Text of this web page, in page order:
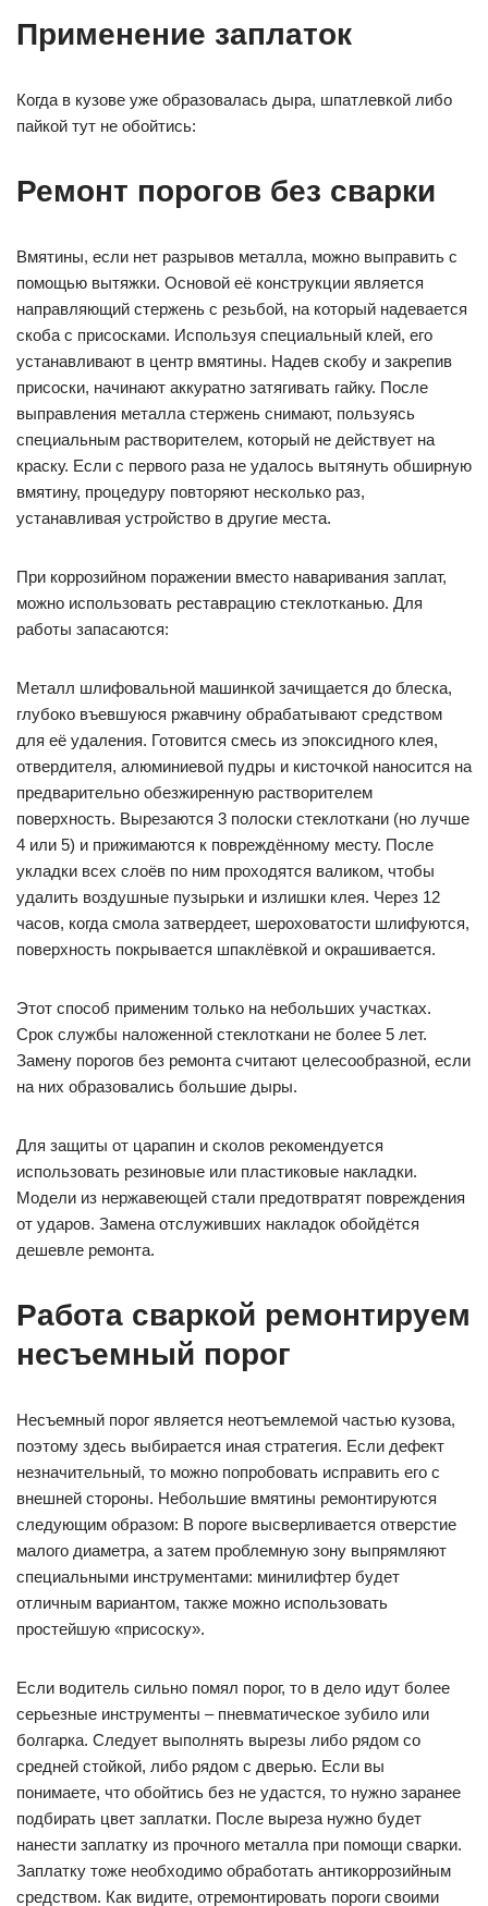
Применение заплаток
Когда в кузове уже образовалась дыра, шпатлевкой либо
пайкой тут не обойтись:
Ремонт порогов без сварки
Вмятины, если нет разрывов металла, можно выправить с
помощью вытяжки. Основой её конструкции является
направляющий стержень с резьбой, на который надевается
скоба с присосками. Используя специальный клей, его
устанавливают в центр вмятины. Надев скобу и закрепив
присоски, начинают аккуратно затягивать гайку. После
выправления металла стержень снимают, пользуясь
специальным растворителем, который не действует на
краску. Если с первого раза не удалось вытянуть обширную
вмятину, процедуру повторяют несколько раз,
устанавливая устройство в другие места.
При коррозийном поражении вместо наваривания заплат,
можно использовать реставрацию стеклотканью. Для
работы запасаются:
Металл шлифовальной машинкой зачищается до блеска,
глубоко въевшуюся ржавчину обрабатывают средством
для её удаления. Готовится смесь из эпоксидного клея,
отвердителя, алюминиевой пудры и кисточкой наносится на
предварительно обезжиренную растворителем
поверхность. Вырезаются 3 полоски стеклоткани (но лучше
4 или 5) и прижимаются к повреждённому месту. После
укладки всех слоёв по ним проходятся валиком, чтобы
удалить воздушные пузырьки и излишки клея. Через 12
часов, когда смола затвердеет, шероховатости шлифуются,
поверхность покрывается шпаклёвкой и окрашивается.
Этот способ применим только на небольших участках.
Срок службы наложенной стеклоткани не более 5 лет.
Замену порогов без ремонта считают целесообразной, если
на них образовались большие дыры.
Для защиты от царапин и сколов рекомендуется
использовать резиновые или пластиковые накладки.
Модели из нержавеющей стали предотвратят повреждения
от ударов. Замена отслуживших накладок обойдётся
дешевле ремонта.
Работа сваркой ремонтируем
несъемный порог
Несъемный порог является неотъемлемой частью кузова,
поэтому здесь выбирается иная стратегия. Если дефект
незначительный, то можно попробовать исправить его с
внешней стороны. Небольшие вмятины ремонтируются
следующим образом: В пороге высверливается отверстие
малого диаметра, а затем проблемную зону выпрямляют
специальными инструментами: минилифтер будет
отличным вариантом, также можно использовать
простейшую «присоску».
Если водитель сильно помял порог, то в дело идут более
серьезные инструменты – пневматическое зубило или
болгарка. Следует выполнять вырезы либо рядом со
средней стойкой, либо рядом с дверью. Если вы
понимаете, что обойтись без не удастся, то нужно заранее
подбирать цвет заплатки. После выреза нужно будет
нанести заплатку из прочного металла при помощи сварки.
Заплатку тоже необходимо обработать антикоррозийным
средством. Как видите, отремонтировать пороги своими